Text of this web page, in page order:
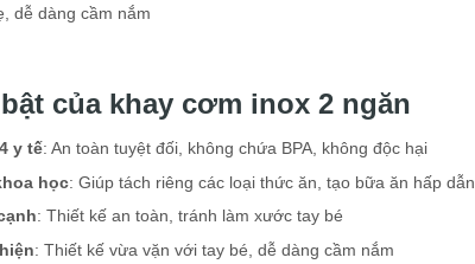
dễ dàng cầm nắm
của khay cơm inox 2 ngăn
y tế: An toàn tuyệt đối, không chứa BPA, không độc hại
học: Giúp tách riêng các loại thức ăn, tạo bữa ăn hấp dẫn
: Thiết kế an toàn, tránh làm xước tay bé
: Thiết kế vừa vặn với tay bé, dễ dàng cầm nắm